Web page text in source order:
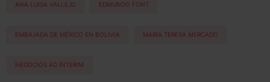
ANA LUISA VALLEJO EDMUNDO FONT
EMBAJADA DE MÉXICO EN BOLIVIA MARIA TERESA MERCADO
NEGOCIOS AD ÍNTERIM